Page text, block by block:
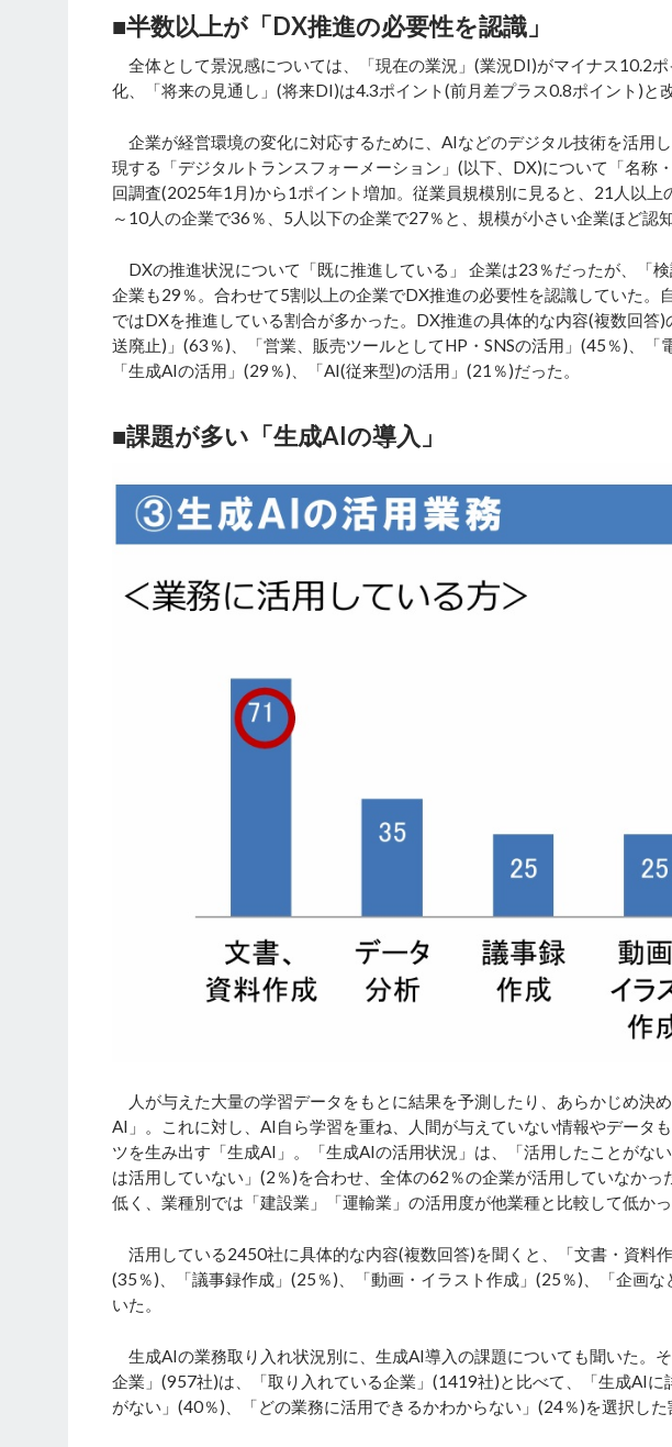
■半数以上が「DX推進の必要性を認識」
全体として景況感については、「現在の業況」(業況DI)がマイナス10.2
化、「将来の見通し」(将来DI)は4.3ポイント(前月差プラス0.8ポイント)と改
企業が経営環境の変化に対応するために、AIなどのデジタル技術を活用
現する「デジタルトランスフォーメーション」(以下、DX)について「名称
回調査(2025年1月)から1ポイント増加。従業員規模別に見ると、21人以
～10人の企業で36％、5人以下の企業で27％と、規模が小さい企業ほど認
DXの推進状況について「既に推進している」 企業は23％だったが、「検
企業も29％。合わせて5割以上の企業でDX推進の必要性を認識していた。
ではDXを推進している割合が多かった。DX推進の具体的な内容(複数回答
送廃止)」(63％)、「営業、販売ツールとしてHP・SNSの活用」(45％)、「
「生成AIの活用」(29％)、「AI(従来型)の活用」(21％)だった。
■課題が多い「生成AIの導入」
人が与えた大量の学習データをもとに結果を予測したり、あらかじめ決
AI」。これに対し、AI自ら学習を重ね、人間が与えていない情報やデータ
ツを生み出す「生成AI」。「生成AIの活用状況」は、「活用したことがな
は活用していない」(2％)を合わせ、全体の62％の企業が活用していなか
低く、業種別では「建設業」「運輸業」の活用度が他業種と比較して低かっ
活用している2450社に具体的な内容(複数回答)を聞くと、「文書・資料
(35％)、「議事録作成」(25％)、「動画・イラスト作成」(25％)、「企画
いた。
生成AIの業務取り入れ状況別に、生成AI導入の課題についても聞いた。
企業」(957社)は、「取り入れている企業」(1419社)と比べて、「生成AI
がない」(40％)、「どの業務に活用できるかわからない」(24％)を選択した